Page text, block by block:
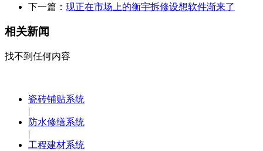
下一篇： 现正在市场上的衡宇拆修设想软件渐来了
相关新闻
找不到任何内容
瓷砖铺贴系统
|
防水修缮系统
|
工程建材系统